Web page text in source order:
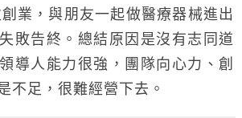
業，與朋友一起做醫療器械進出
敗告終。總結原因是沒有志同道
導人能力很強，團隊向心力、創
不足，很難經營下去。